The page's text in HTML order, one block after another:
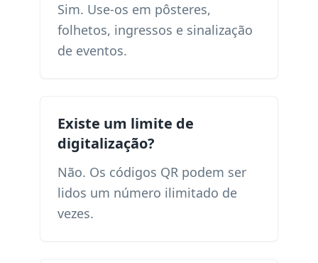
Sim. Use-os em pôsteres,
folhetos, ingressos e sinalização
de eventos.
Existe um limite de
digitalização?
Não. Os códigos QR podem ser
lidos um número ilimitado de
vezes.